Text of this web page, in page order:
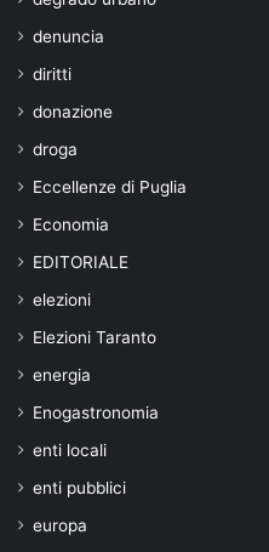
denuncia
diritti
donazione
droga
Eccellenze di Puglia
Economia
EDITORIALE
elezioni
Elezioni Taranto
energia
Enogastronomia
enti locali
enti pubblici
europa